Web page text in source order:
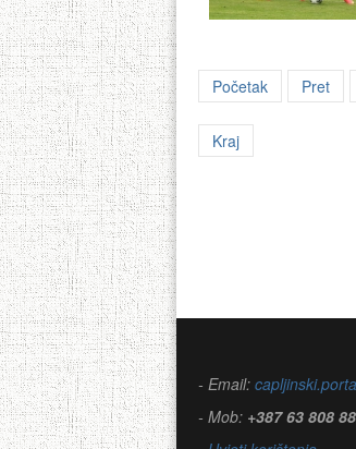
Početak Pret
Kraj
- Email:
- Mob: +387 63 808